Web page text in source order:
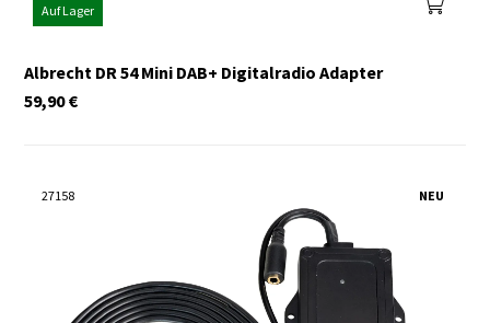
Auf Lager
Albrecht DR 54 Mini DAB+ Digitalradio Adapter
€
59,90
NEU
27158